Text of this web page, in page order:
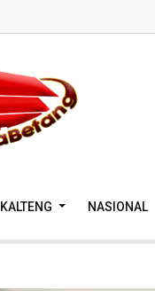
KALTENG NASIONAL